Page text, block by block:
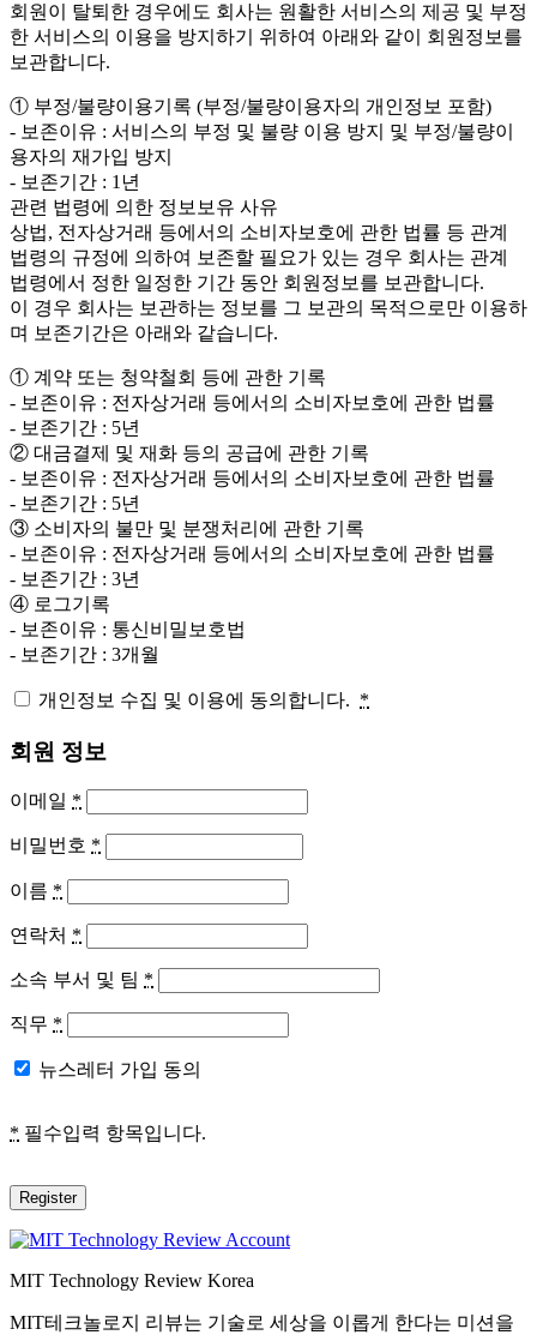
회원이 탈퇴한 경우에도 회사는 원활한 서비스의 제공 및 부정
한 서비스의 이용을 방지하기 위하여 아래와 같이 회원정보를
보관합니다.
① 부정/불량이용기록 (부정/불량이용자의 개인정보 포함)
- 보존이유 : 서비스의 부정 및 불량 이용 방지 및 부정/불량이
용자의 재가입 방지
- 보존기간 : 1년
관련 법령에 의한 정보보유 사유
상법, 전자상거래 등에서의 소비자보호에 관한 법률 등 관계
법령의 규정에 의하여 보존할 필요가 있는 경우 회사는 관계
법령에서 정한 일정한 기간 동안 회원정보를 보관합니다.
이 경우 회사는 보관하는 정보를 그 보관의 목적으로만 이용하
며 보존기간은 아래와 같습니다.
① 계약 또는 청약철회 등에 관한 기록
- 보존이유 : 전자상거래 등에서의 소비자보호에 관한 법률
- 보존기간 : 5년
② 대금결제 및 재화 등의 공급에 관한 기록
- 보존이유 : 전자상거래 등에서의 소비자보호에 관한 법률
- 보존기간 : 5년
③ 소비자의 불만 및 분쟁처리에 관한 기록
- 보존이유 : 전자상거래 등에서의 소비자보호에 관한 법률
- 보존기간 : 3년
④ 로그기록
- 보존이유 : 통신비밀보호법
- 보존기간 : 3개월
개인정보 수집 및 이용에 동의합니다. *
회원 정보
이메일 *
비밀번호 *
이름 *
연락처 *
소속 부서 및 팀 *
직무 *
뉴스레터 가입 동의
* 필수입력 항목입니다.
Register
MIT Technology Review Korea
MIT테크놀로지 리뷰는 기술로 세상을 이롭게 한다는 미션을